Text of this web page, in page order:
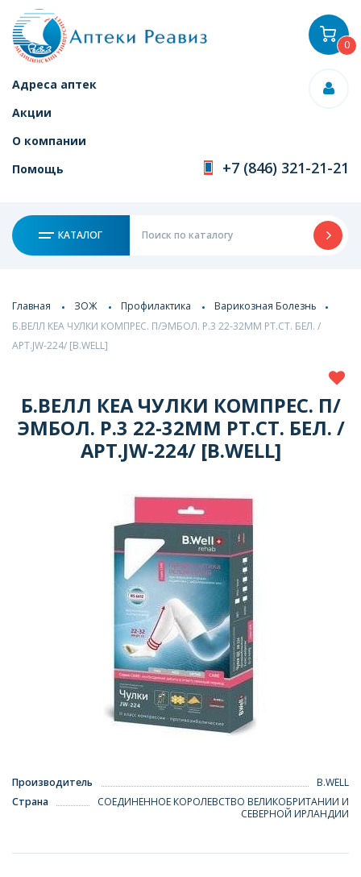
Адреса аптек
Акции
О компании
Помощь
+7 (846) 321-21-21
КАТАЛОГ
0
Главная ЗОЖ Профилактика
Варикозная Болезнь
Б.ВЕЛЛ КЕА ЧУЛКИ КОМПРЕС. П/ЭМБОЛ. Р.3 22-32ММ РТ.СТ. БЕЛ. /
АРТ.JW-224/ [B.WELL]
Б.ВЕЛЛ КЕА ЧУЛКИ КОМПРЕС. П/
ЭМБОЛ. Р.3 22-32ММ РТ.СТ. БЕЛ. /
АРТ.JW-224/ [B.WELL]
Производитель
B.WELL
Страна
СОЕДИНЕННОЕ КОРОЛЕВСТВО ВЕЛИКОБРИТАНИИ И
СЕВЕРНОЙ ИРЛАНДИИ